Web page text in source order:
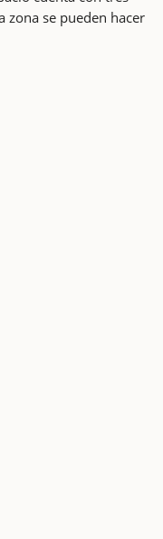
zona se pueden hacer